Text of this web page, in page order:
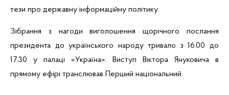
тези про державну інформаційну політику.
Зібрання з нагоди виголошення щорічного
послання
президента доукраїнського народутривало з 16.00 до
17.30 у палаці «Україна». Виступ Віктора Януковича в
прямому ефірі транслював Перший національний.